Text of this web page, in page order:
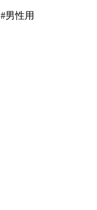
#男性用